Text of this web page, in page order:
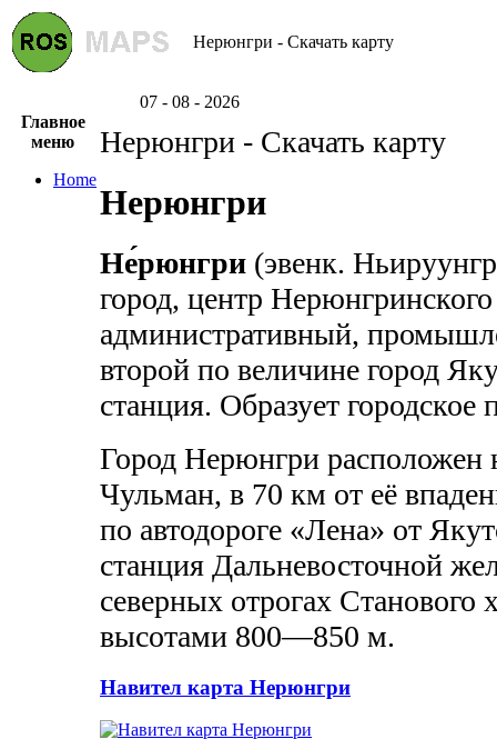
Нерюнгри - Скачать карту
07 - 08 - 2026
Главное
меню
Home
Нерюнгри - Скачать карту
Нерюнгри
Не́рюнгри (эвенк.
город, центр
административный,
второй по величине город
станция. Образует
Город Нерюнгри расположен
Чульман, в 70 км от её
по автодороге «Лена» от
станция Дальневосточной
северных отрогах
высотами 800—850 м.
Навител карта Нерюнгри